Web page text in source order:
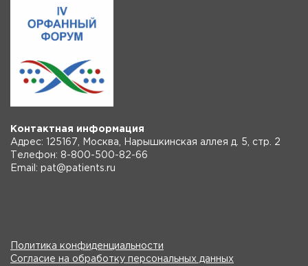
Контактная информация
Адрес: 125167, Москва, Нарышкинская аллея д. 5, стр. 2
Телефон: 8-800-500-82-66
Email: pat@patients.ru
Политика конфиденциальности
Согласие на обработку персональных данных